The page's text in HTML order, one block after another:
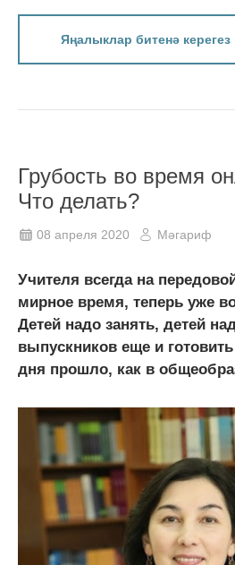
Яңалыклар битенә керегез
Грубость во время
Что делать?
08 апреля 2020 Мәгариф
Учителя всегда на
мирное время, теперь уже
Детей надо занять, детей
выпускников еще и
дня прошло, как в